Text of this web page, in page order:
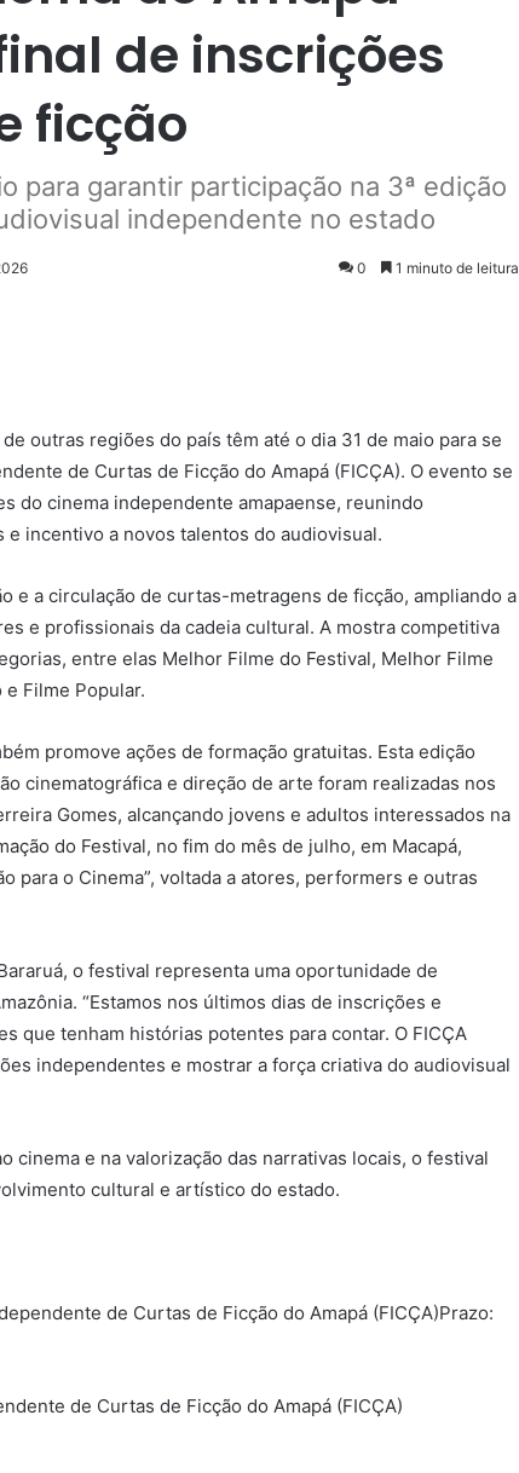
de inscrições
ficção
para garantir participação na 3ª edição
independente no estado
0 1 minuto de leitura
outras regiões do país têm até o dia 31 de maio para se
de Curtas de Ficção do Amapá (FICÇA). O evento se
do cinema independente amapaense, reunindo
incentivo a novos talentos do audiovisual.
e a circulação de curtas-metragens de ficção, ampliando a
e profissionais da cadeia cultural. A mostra competitiva
entre elas Melhor Filme do Festival, Melhor Filme
Filme Popular.
promove ações de formação gratuitas. Esta edição
cinematográfica e direção de arte foram realizadas nos
Gomes, alcançando jovens e adultos interessados na
do Festival, no fim do mês de julho, em Macapá,
para o Cinema”, voltada a atores, performers e outras
o festival representa uma oportunidade de
“Estamos nos últimos dias de inscrições e
que tenham histórias potentes para contar. O FICÇA
independentes e mostrar a força criativa do audiovisual
cinema e na valorização das narrativas locais, o festival
cultural e artístico do estado.
de Curtas de Ficção do Amapá (FICÇA)Prazo:
de Curtas de Ficção do Amapá (FICÇA)